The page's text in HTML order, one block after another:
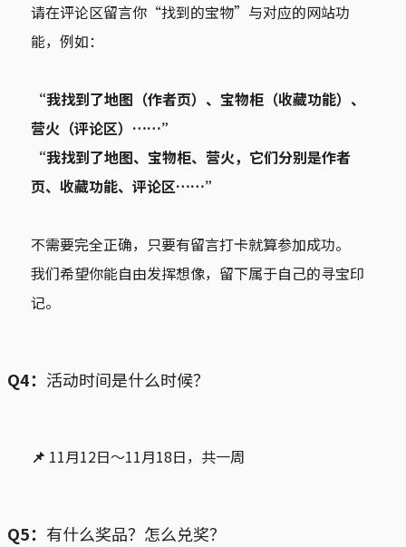
请在评论区留言你“找到的宝物”与对应的网站功
能，例如：
“我找到了地图（作者页）、宝物柜（收藏功能）、
营火（评论区）……”
“我找到了地图、宝物柜、营火，它们分别是作者
页、收藏功能、评论区……”
不需要完全正确，只要有留言打卡就算参加成功。
我们希望你能自由发挥想像，留下属于自己的寻宝印
记。
Q4： 活动时间是什么时候？
📌 11月12日～11月18日，共一周
Q5： 有什么奖品？怎么兑奖？